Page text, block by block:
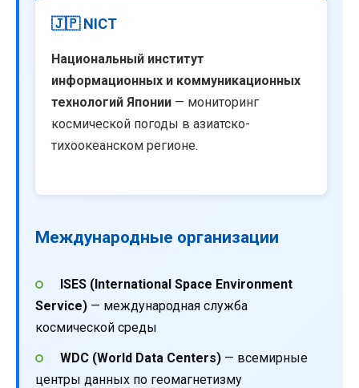
🇯🇵 NICT
Национальный институт
информационных и коммуникационных
технологий Японии — мониторинг
космической погоды в азиатско-
тихоокеанском регионе.
Международные организации
ISES (International Space Environment
Service) — международная служба
космической среды
WDC (World Data Centers)— всемирные
центры данных по геомагнетизму